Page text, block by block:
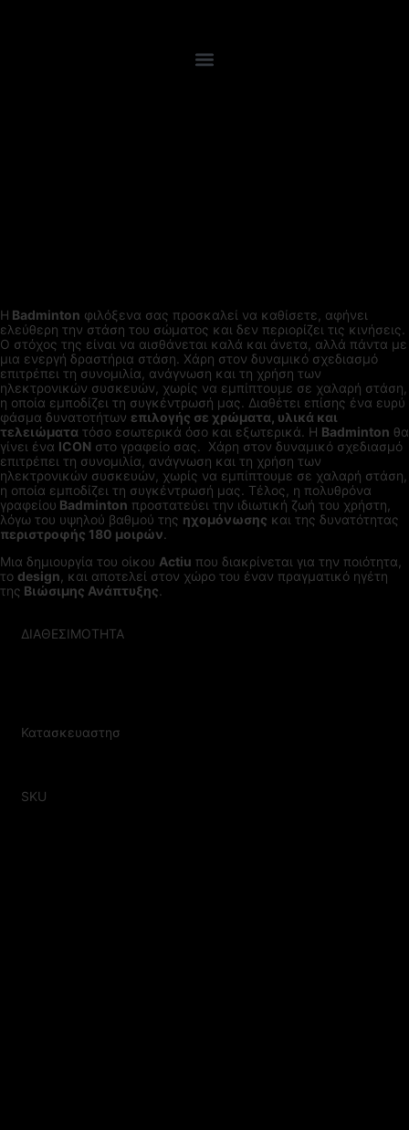
Η Badminton φιλόξενα σας προσκαλεί να καθίσετε, αφήνει
ελεύθερη την στάση του σώματος και δεν περιορίζει τις κινήσεις.
Ο στόχος της είναι να αισθάνεται καλά και άνετα, αλλά πάντα με
μια ενεργή δραστήρια στάση. Χάρη στον δυναμικό σχεδιασμό
επιτρέπει τη συνομιλία, ανάγνωση και τη χρήση των
ηλεκτρονικών συσκευών, χωρίς να εμπίπτουμε σε χαλαρή στάση,
η οποία εμποδίζει τη συγκέντρωσή μας. Διαθέτει επίσης ένα ευρύ
φάσμα δυνατοτήτων επιλογής σε χρώματα, υλικά και
τελειώματα τόσο εσωτερικά όσο και εξωτερικά. Η Badminton θα
γίνει ένα ICON στο γραφείο σας. Χάρη στον δυναμικό σχεδιασμό
επιτρέπει τη συνομιλία, ανάγνωση και τη χρήση των
ηλεκτρονικών συσκευών, χωρίς να εμπίπτουμε σε χαλαρή στάση,
η οποία εμποδίζει τη συγκέντρωσή μας. Τέλος, η πολυθρόνα
γραφείου Badminton προστατεύει την ιδιωτική ζωή του χρήστη,
λόγω του υψηλού βαθμού της ηχομόνωσης και της δυνατότητας
περιστροφής 180 μοιρών.
Μια δημιουργία του οίκου Actiu που διακρίνεται για την ποιότητα,
το design , και αποτελεί στον χώρο του έναν πραγματικό ηγέτη
της Βιώσιμης Ανάπτυξης.
ΔΙΑΘΕΣΙΜΟΤΗΤΑ
Κατασκευαστησ
SKU